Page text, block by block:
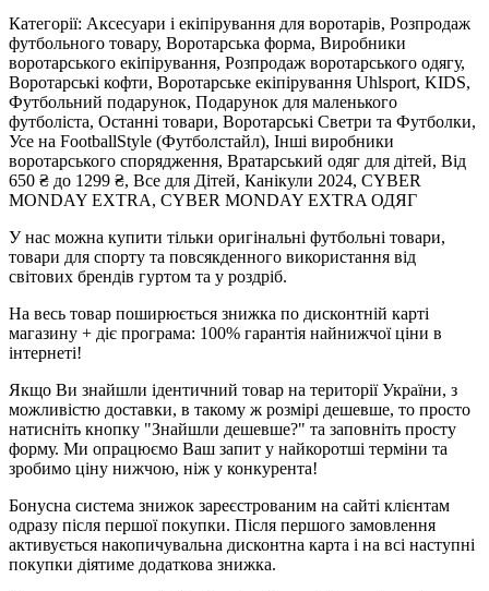
Категорії: Аксесуари і екіпірування для воротарів, Розпродаж
футбольного товару, Воротарська форма, Виробники
воротарського екіпірування, Розпродаж воротарського одягу,
Воротарські кофти, Воротарське екіпірування Uhlsport, KIDS,
Футбольний подарунок, Подарунок для маленького
футболіста, Останні товари, Воротарські Светри та Футболки,
Усе на FootballStyle (Футболстайл), Інші виробники
воротарського спорядження, Вратарський одяг для дітей, Від
650 ₴ до 1299 ₴, Все для Дітей, Канікули 2024, CYBER
MONDAY EXTRA, CYBER MONDAY EXTRA ОДЯГ
У нас можна купити тільки оригінальні футбольні товари,
товари для спорту та повсякденного використання від
світових брендів гуртом та у роздріб.
На весь товар поширюється знижка по дисконтній карті
магазину + діє програма: 100% гарантія найнижчої ціни в
інтернеті!
Якщо Ви знайшли ідентичний товар на території України, з
можливістю доставки, в такому ж розмірі дешевше, то просто
натисніть кнопку "Знайшли дешевше?" та заповніть просту
форму. Ми опрацюємо Ваш запит у найкоротші терміни та
зробимо ціну нижчою, ніж у конкурента!
Бонусна система знижок зареєстрованим на сайті клієнтам
одразу після першої покупки. Після першого замовлення
активується накопичувальна дисконтна карта і на всі наступні
покупки діятиме додаткова знижка.